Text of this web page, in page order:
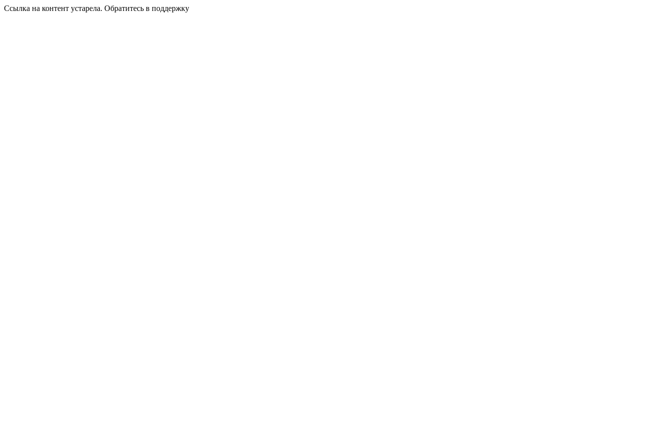
Ссылка на контент устарела. Обратитесь в поддержку